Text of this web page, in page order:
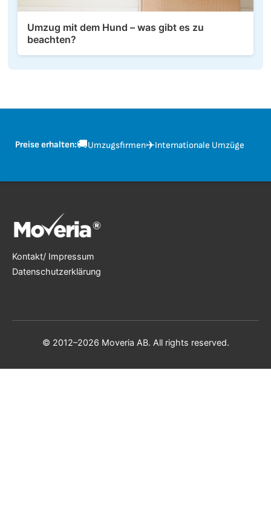
Umzug mit dem Hund – was gibt es zu
beachten?
Preise erhalten:🚚Umzugsfirmen✈️Internationale Umzüge
Kontakt/ Impressum
Datenschutzerklärung
© 2012–2026 Moveria AB. All rights reserved.